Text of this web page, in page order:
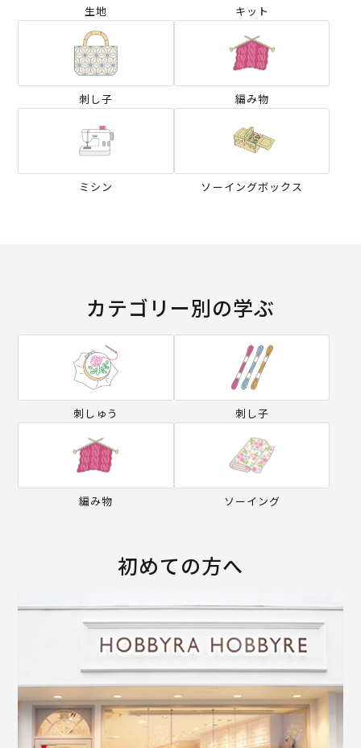
生地 キット
刺し子 編み物
ミシン ソーイングボックス
カテゴリー別の学ぶ
刺しゅう 刺し子
編み物 ソーイング
初めての方へ